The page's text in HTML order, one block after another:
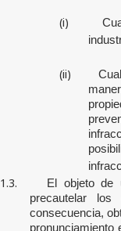
(i)
(ii)
1.3.
El objeto de
precautelar
consecuencia,